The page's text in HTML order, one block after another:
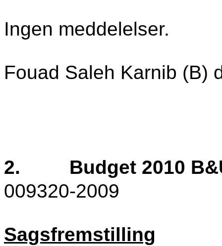
Ingen meddelelser.
Fouad Saleh Karnib (B)
2.
Budget 2010
009320-2009
Sagsfremstilling